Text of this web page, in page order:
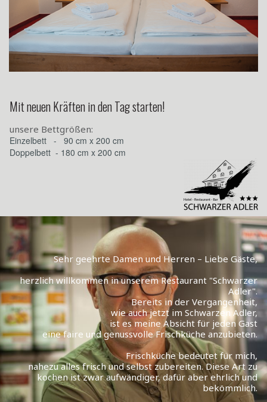
Mit neuen Kräften in den Tag starten!
unsere Bettgrößen:
Einzelbett - 90 cm x 200 cm
Doppelbett - 180 cm x 200 cm
Sehr geehrte Damen und Herren – Liebe Gäste,
herzlich willkommen in unserem Restaurant "Schwarzer
Adler".
Bereits in der Vergangenheit,
wie auch jetzt im Schwarzen Adler,
ist es meine Absicht für jeden Gast
eine faire und genussvolle Frischküche anzubieten.
Frischküche bedeutet für mich,
nahezu alles frisch und selbst zubereiten. Diese Art zu
kochen ist zwar aufwändiger, dafür aber ehrlich und
bekömmlich.